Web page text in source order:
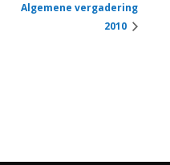
Algemene vergadering
2010